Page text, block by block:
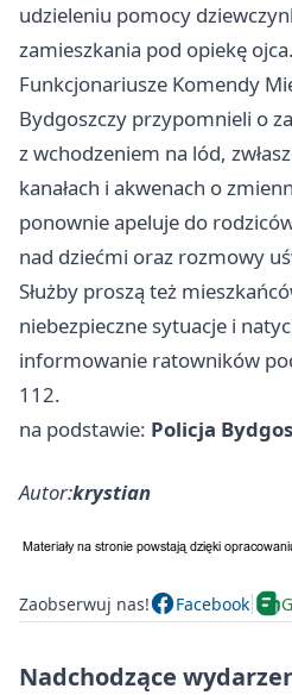
udzieleniu pomocy
zamieszkania pod opiekę ojca.
Funkcjonariusze Komendy
Bydgoszczy przypomnieli o
z wchodzeniem na lód,
kanałach i akwenach o
ponownie apeluje do
nad dziećmi oraz rozmowy
Służby proszą też
niebezpieczne sytuacje i
informowanie ratowników
112.
na podstawie: Policja
Autor:krystian
Zaobserwuj nas! Facebook
Nadchodzące